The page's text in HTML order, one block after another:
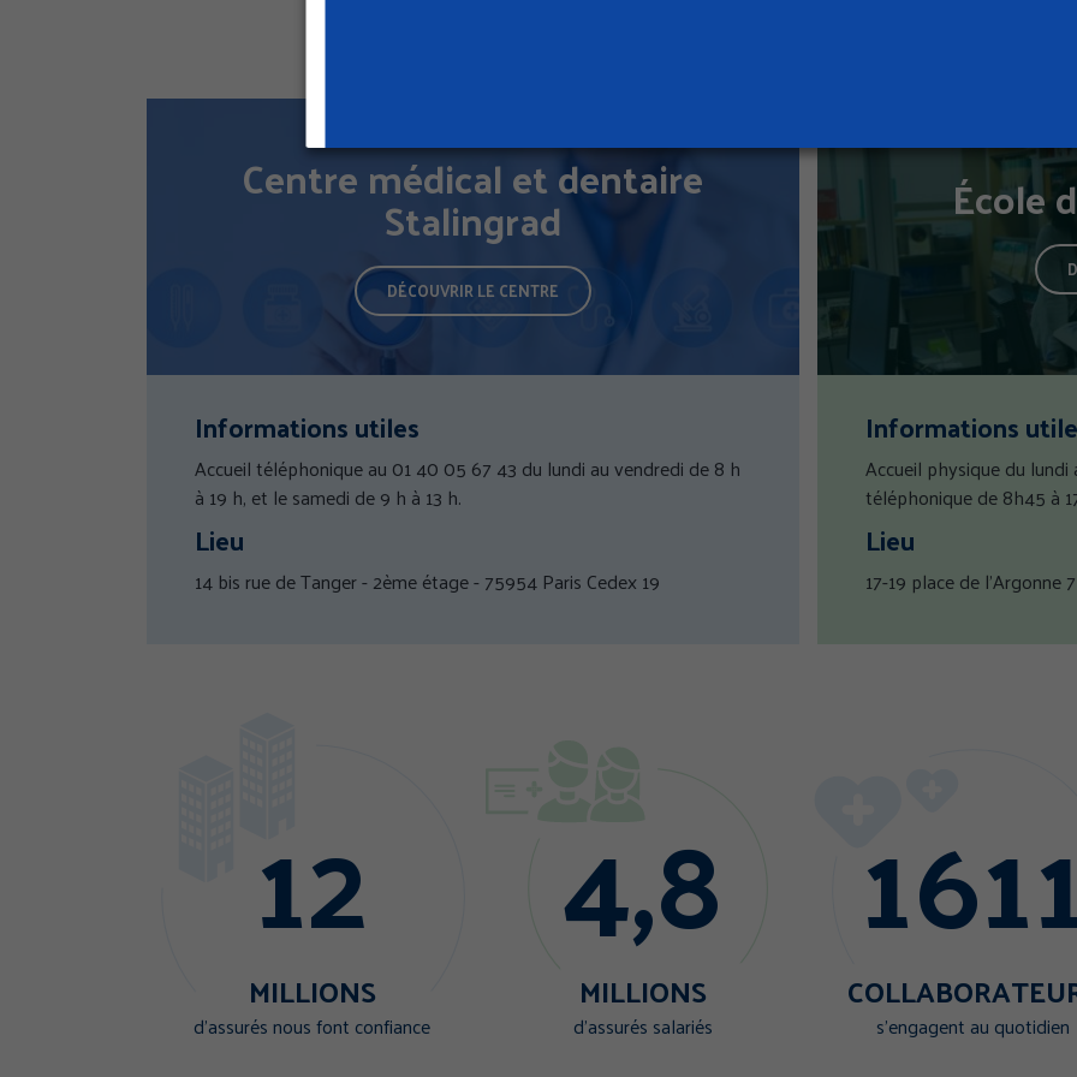
Centre médical et dentaire
Stalingrad
DÉCOUVRIR LE CENTRE
Informations utiles
Accueil téléphonique au 01 40 05 67 43 du lundi au vendredi de 8 h
à 19 h, et le samedi de 9 h à 13 h.
Lieu
14 bis rue de Tanger - 2ème étage - 75954 Paris Cedex 19
École
Informations
Accueil physique du
téléphonique de 8h45 à
Lieu
17-19 place de l'Argonne
12
MILLIONS
d’assurés nous font confiance
4,8
MILLIONS
d’assurés salariés s’engagent au quotidien